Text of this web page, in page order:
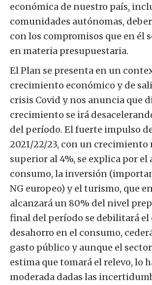
económica de nuestro país,
comunidades autónomas,
con los compromisos que en él
en materia presupuestaria.
El Plan se presenta en un
crecimiento económico y de
crisis Covid y nos anuncia que
crecimiento se irá
del período. El fuerte impulso
2021/22/23, con un crecimiento
superior al 4%, se explica por el
consumo, la inversión
NG europeo) y el turismo, que
alcanzará un 80% del nivel
final del período se debilitará el
desahorro en el consumo,
gasto público y aunque el
estima que tomará el relevo, lo
moderada dadas las